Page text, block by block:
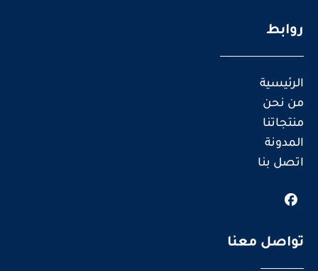
روابط
الرئيسية
من نحن
منتجاتنا
المدونة
اتصل بنا
تواصل معنا